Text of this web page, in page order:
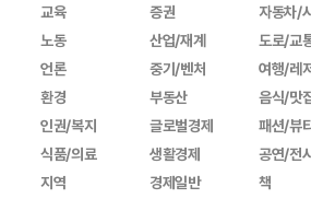
교육
노동
언론
환경
인권/복지
식품/의료
지역
증권
산업/재계
중기/벤처
부동산
글로벌경제
생활경제
경제일반
자동차/
도로/교
여행/레
음식/맛
패션/뷰
공연/전
책